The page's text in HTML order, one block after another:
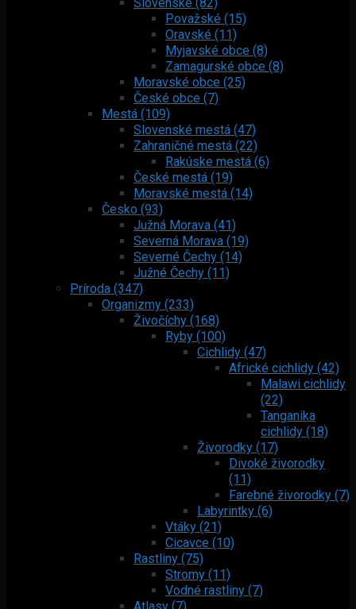
Považské (15)
Oravské (11)
Myjavské obce (8)
Zamagurské obce (8)
Moravské obce (25)
České obce (7)
Mestá (109)
Slovenské mestá (47)
Zahraničné mestá (22)
Rakúske mestá (6)
České mestá (19)
Moravské mestá (14)
Česko (93)
Južná Morava (41)
Severná Morava (19)
Severné Čechy (14)
Južné Čechy (11)
Príroda (347)
Organizmy (233)
Živočíchy (168)
Ryby (100)
Cichlidy (47)
Africké cichlidy (42)
Malawi cichlidy
(22)
Tanganika
cichlidy (18)
Živorodky (17)
Divoké živorodky
(11)
Farebné živorodky (7)
Labyrintky (6)
Vtáky (21)
Cicavce (10)
Rastliny (75)
Stromy (11)
Vodné rastliny (7)